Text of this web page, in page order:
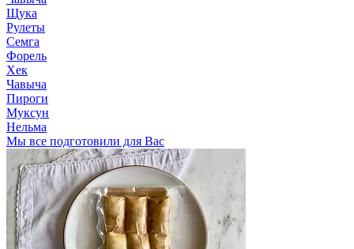
Щука
Рулеты
Семга
Форель
Хек
Чавыча
Пироги
Муксун
Нельма
Мы все подготовили для Вас